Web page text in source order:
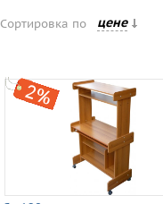
Сортировка по цене